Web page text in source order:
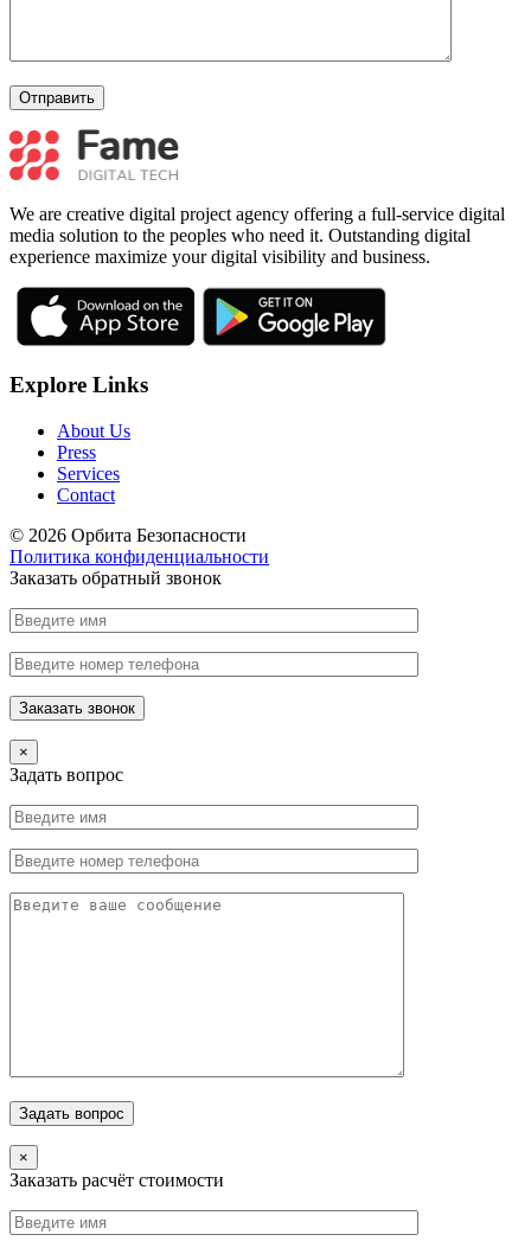
We are creative digital project agency offering a full-service digital
media solution to the peoples who need it. Outstanding digital
experience maximize your digital visibility and business.
Explore Links
About Us
Press
Services
Contact
© 2026 Орбита Безопасности
Политика конфиденциальности
Заказать обратный звонок
×
Задать вопрос
×
Заказать расчёт стоимости